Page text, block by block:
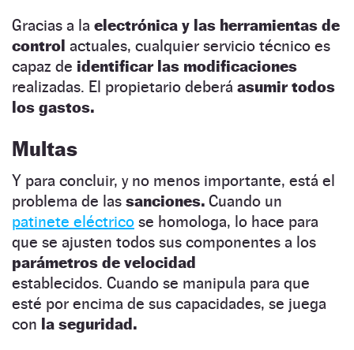
Gracias a la electrónica y las herramientas de
control actuales, cualquier servicio técnico es
capaz de identificar las modificaciones
realizadas. El propietario deberá asumir todos
los gastos.
Multas
Y para concluir, y no menos importante, está el
problema de las sanciones. Cuando un
patinete eléctrico se homologa, lo hace para
que se ajusten todos sus componentes a los
parámetros de velocidad
establecidos. Cuando se manipula para que
esté por encima de sus capacidades, se juega
con la seguridad.